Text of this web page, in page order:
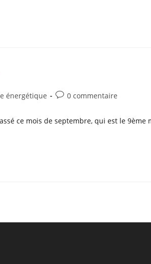
énergétique
Commentaires
publication :
0 commentaire
ce mois de septembre, qui est le 9ème